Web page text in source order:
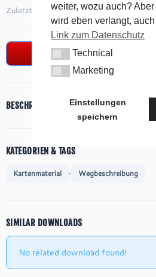
Zuletzt aktualisiert30. August 2019
BESCHREIBUNG
KATEGORIEN & TAGS
Kartenmaterial , Wegbeschreibung
SIMILAR DOWNLOADS
No related download found!
weiter, wozu auch?
wird eben verlangt,
Link zum Datenschutz
TechnicalTechnical
MarketingMarketing
Einstellungen
speichern